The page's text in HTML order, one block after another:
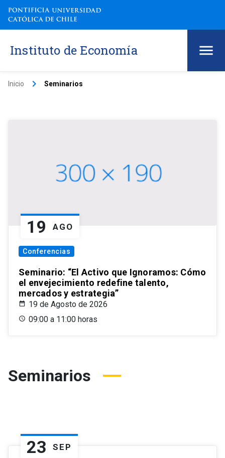
Instituto de Economía
Inicio keyboard_arrow_right Seminarios
19 AGO
Conferencias
Seminario: “El Activo que Ignoramos: Cómo
el envejecimiento redefine talento,
mercados y estrategia”
19 de Agosto de 2026
09:00 a 11:00 horas
Seminarios
23 SEP